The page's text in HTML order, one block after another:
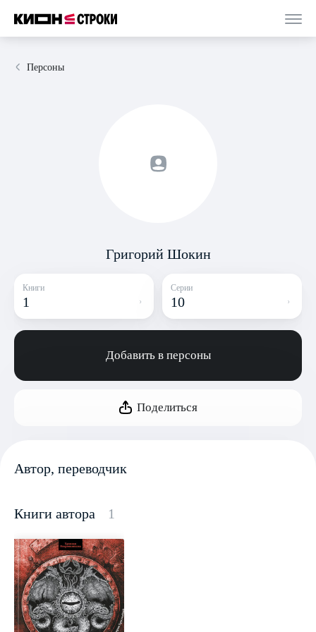
Персоны
Григорий Шокин
Книги
1
Серии
10
Добавить в персоны
Поделиться
Автор, переводчик
Книги автора 1